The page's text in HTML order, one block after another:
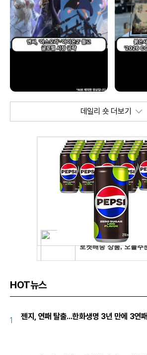
데일리 숏 더보기
HOT뉴스
1 젠지, 연패 탈출...한화생명 3년 만에 3연패